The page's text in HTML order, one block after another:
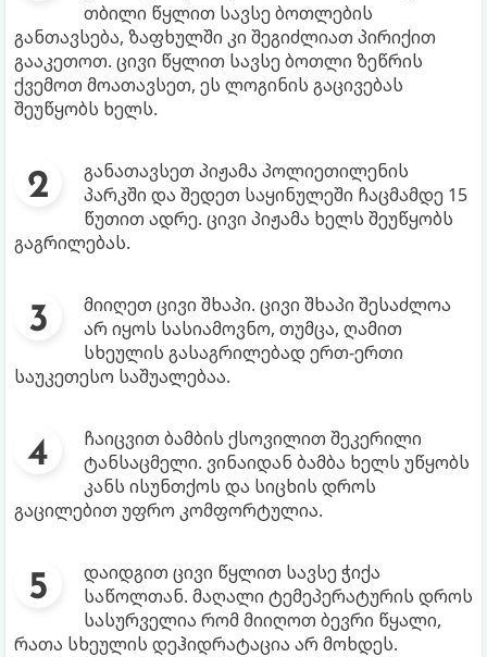
თბილი წყლით სავსე ბოთლების
განთავსება, ზაფხულში კი შეგიძლიათ პირიქით
გააკეთოთ. ცივი წყლით სავსე ბოთლი ზეწრის
ქვემოთ მოათავსეთ, ეს ლოგინის გაცივებას
შეუწყობს ხელს.
განათავსეთ პიჟამა პოლიეთილენის
პარკში და შედეთ საყინულეში ჩაცმამდე 15
წუთით ადრე. ცივი პიჟამა ხელს შეუწყობს
გაგრილებას.
მიიღეთ ცივი შხაპი. ცივი შხაპი შესაძლოა
არ იყოს სასიამოვნო, თუმცა, ღამით
სხეულის გასაგრილებად ერთ-ერთი
საუკეთესო საშუალებაა.
ჩაიცვით ბამბის ქსოვილით შეკერილი
ტანსაცმელი. ვინაიდან ბამბა ხელს უწყობს
კანს ისუნთქოს და სიცხის დროს
გაცილებით უფრო კომფორტულია.
დაიდგით ცივი წყლით სავსე ჭიქა
საწოლთან. მაღალი ტემეპერატურის დროს
სასურველია რომ მიიღოთ ბევრი წყალი,
რათა სხეულის დეჰიდრატაცია არ მოხდეს.